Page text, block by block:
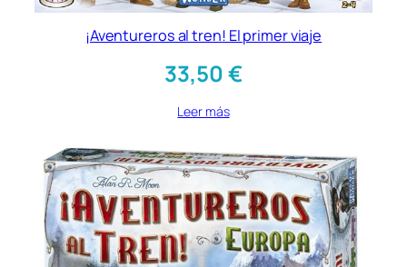
¡Aventureros al tren! El primer viaje
33,50€
Leer más